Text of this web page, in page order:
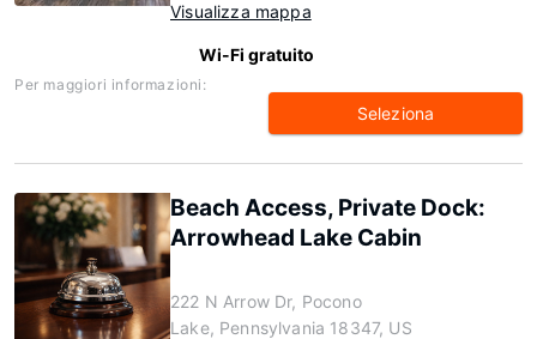
Visualizza mappa
Wi-Fi gratuito
Per maggiori informazioni:
Seleziona
Beach Access, Private Dock:
Arrowhead Lake Cabin
222 N Arrow Dr, Pocono
Lake, Pennsylvania 18347, US